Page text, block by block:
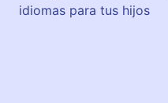
idiomas para tus hijos